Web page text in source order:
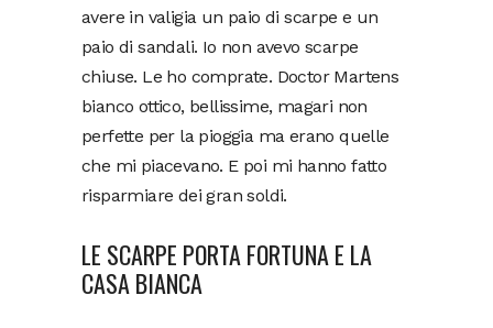
avere in valigia un paio di scarpe e un
paio di sandali. Io non avevo scarpe
chiuse. Le ho comprate. Doctor Martens
bianco ottico, bellissime, magari non
perfette per la pioggia ma erano quelle
che mi piacevano. E poi mi hanno fatto
risparmiare dei gran soldi.
LE SCARPE PORTA FORTUNA E LA
CASA BIANCA